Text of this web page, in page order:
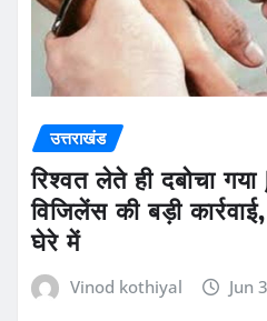
उत्तराखंड
रिश्वत लेते ही दबोचा
विजिलेंस की बड़ी
घेरे में
Vinod kothiyal Jun